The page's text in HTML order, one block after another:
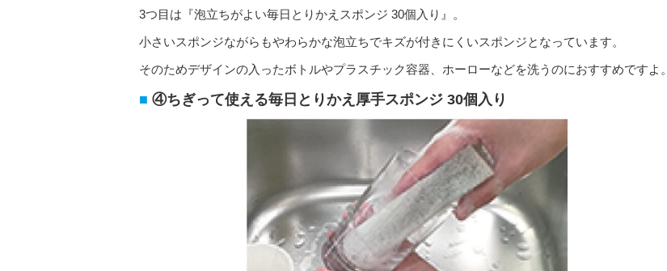
3つ目は『泡立ちがよい毎日とりかえスポンジ 30個入り』。
小さいスポンジながらもやわらかな泡立ちでキズが付きにくいスポンジとなっています。
そのためデザインの入ったボトルやプラスチック容器、ホーローなどを洗うのにおすすめですよ。
④ちぎって使える毎日とりかえ厚手スポンジ 30個入り